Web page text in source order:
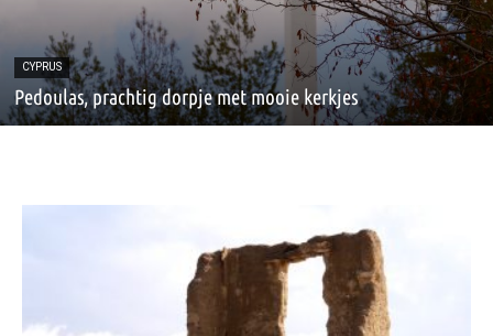
CYPRUS
Pedoulas, prachtig dorpje met mooie kerkjes